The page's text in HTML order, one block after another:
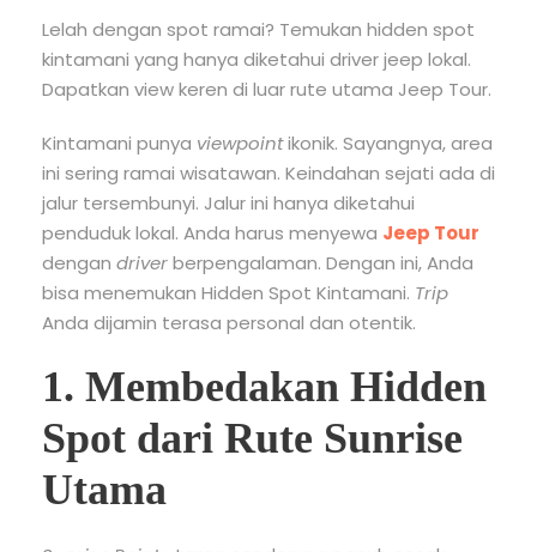
Lelah dengan spot ramai? Temukan hidden spot
kintamani yang hanya diketahui driver jeep lokal.
Dapatkan view keren di luar rute utama Jeep Tour.
Kintamani punya viewpointikonik. Sayangnya, area
ini sering ramai wisatawan. Keindahan sejati ada di
jalur tersembunyi. Jalur ini hanya diketahui
penduduk lokal. Anda harus menyewa Jeep Tour
dengan driverberpengalaman. Dengan ini, Anda
bisa menemukan Hidden Spot Kintamani. Trip
Anda dijamin terasa personal dan otentik.
1. Membedakan Hidden
Spot dari Rute Sunrise
Utama